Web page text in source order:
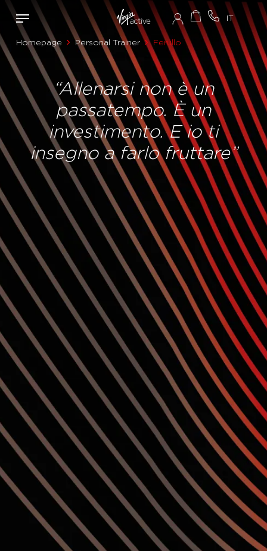
Homepage Personal Trainer Ferullo
“Allenarsi non è un
passatempo. È un
investimento. E io ti
insegno a farlo fruttare”